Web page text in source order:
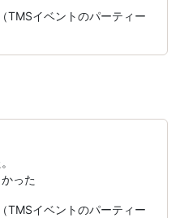
イベントのパーティー
った
イベントのパーティー